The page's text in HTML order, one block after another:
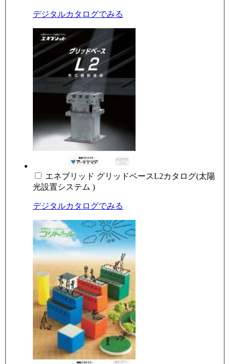
デジタルカタログでみる
エネブリッド グリッドベースL2カタログ(太陽
光設置システム )
デジタルカタログでみる